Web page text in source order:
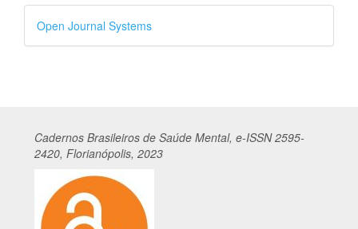
Desenvolvido
por
Open Journal Systems
Cadernos Brasileiros de Saúde Mental, e-ISSN 2595-
2420, Florianópolis, 2023